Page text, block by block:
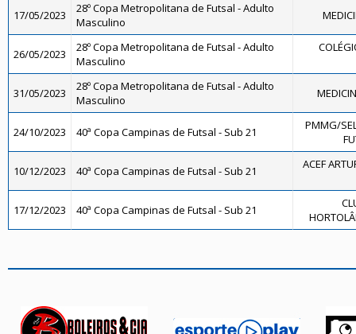
17/05/2023
28º Copa Metropolitana de Futsal - Adulto
Masculino
26/05/2023
28º Copa Metropolitana de Futsal - Adulto
Masculino
31/05/2023
28º Copa Metropolitana de Futsal - Adulto
Masculino
24/10/2023 40ª Copa Campinas de Futsal - Sub 21
PMMG/
10/12/2023 40ª Copa Campinas de Futsal - Sub 21 ACEF
17/12/2023 40ª Copa Campinas de Futsal - Sub 21